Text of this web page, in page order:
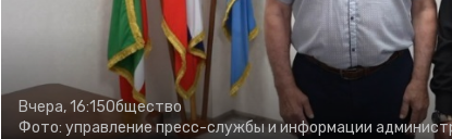
Вчера, 16:15Общество
Фото: управление пресс-службы и информации